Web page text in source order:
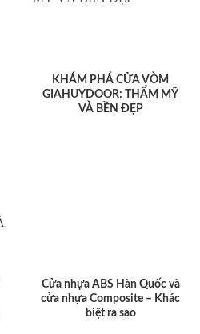
KHÁM PHÁ CỬA VÒM
GIAHUYDOOR: THẨM MỸ
VÀ BỀN ĐẸP
Cửa nhựa ABS Hàn Quốc và
cửa nhựa Composite – Khác
biệt ra sao